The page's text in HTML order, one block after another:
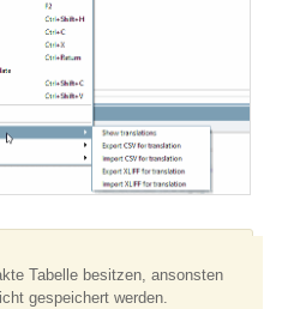
Tabelle besitzen, ansonsten
gespeichert werden.